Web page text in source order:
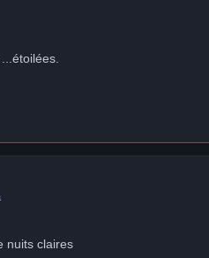
nuits claires